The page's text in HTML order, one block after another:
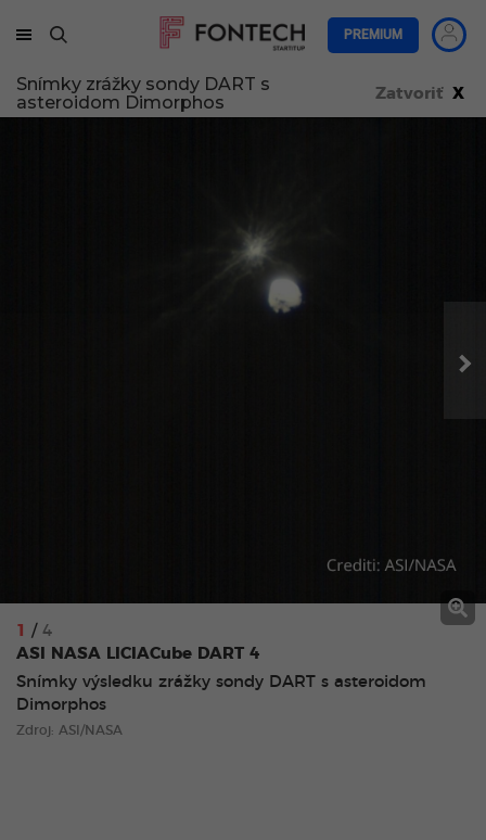
PREMIUM
Snímky zrážky sondy DART s
asteroidom Dimorphos
Zatvoriť X
1 / 4
ASI NASA LICIACube DART 4
Snímky výsledku zrážky sondy DART s asteroidom
Dimorphos
Zdroj: ASI/NASA